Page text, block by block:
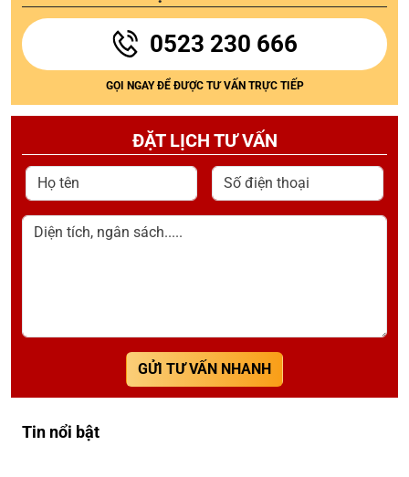
0523 230 666
GỌI NGAY ĐỂ ĐƯỢC TƯ VẤN TRỰC TIẾP
ĐẶT LỊCH TƯ VẤN
Họ tên Số điện thoại
Diện tích, ngân sách.....
GỬI TƯ VẤN NHANH
Tin nổi bật